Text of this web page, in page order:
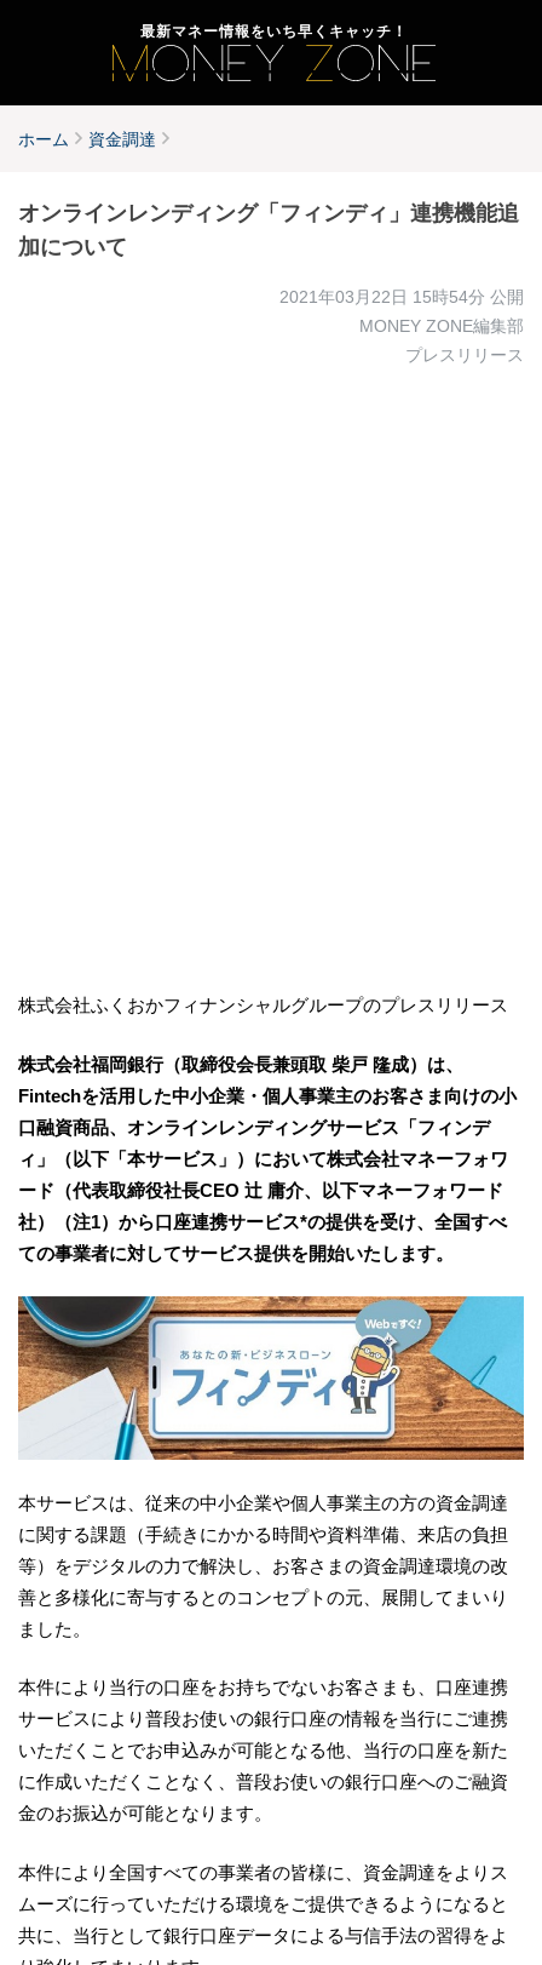
最新マネー情報をいち早くキャッチ！
ホーム 資金調達
オンラインレンディング「フィンディ」連携機能追
加について
2021年03月22日 15時54分 公開
MONEY ZONE編集部
プレスリリース
株式会社ふくおかフィナンシャルグループのプレスリリース
株式会社福岡銀行（取締役会長兼頭取 柴戸 隆成）は、
Fintechを活用した中小企業・個人事業主のお客さま向けの小
口融資商品、オンラインレンディングサービス「フィンデ
ィ」（以下「本サービス」）において株式会社マネーフォワ
ード（代表取締役社長CEO 辻 庸介、以下マネーフォワード
社）（注1）から口座連携サービス*の提供を受け、全国すべ
ての事業者に対してサービス提供を開始いたします。
本サービスは、従来の中小企業や個人事業主の方の資金調達
に関する課題（手続きにかかる時間や資料準備、来店の負担
等）をデジタルの力で解決し、お客さまの資金調達環境の改
善と多様化に寄与するとのコンセプトの元、展開してまいり
ました。
本件により当行の口座をお持ちでないお客さまも、口座連携
サービスにより普段お使いの銀行口座の情報を当行にご連携
いただくことでお申込みが可能となる他、当行の口座を新た
に作成いただくことなく、普段お使いの銀行口座へのご融資
金のお振込が可能となります。
本件により全国すべての事業者の皆様に、資金調達をよりス
ムーズに行っていただける環境をご提供できるようになると
共に、当行として銀行口座データによる与信手法の習得をよ